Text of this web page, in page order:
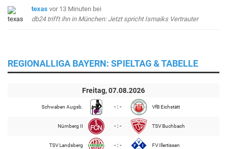
texas vor 13 Minuten bei
db24 trifft ihn in München: Jetzt spricht Ismaiks Vertrauter
REGIONALLIGA BAYERN: SPIELTAG & TABELLE
Freitag, 07.08.2026
Schwaben Augsb. - : - VfB Eichstätt
Nürnberg II - : - TSV Buchbach
TSV Landsberg - : - FV Illertissen